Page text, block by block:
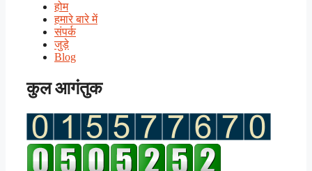
होम
हमारे बारे में
संपर्क
जुड़े
Blog
कुल आगंतुक